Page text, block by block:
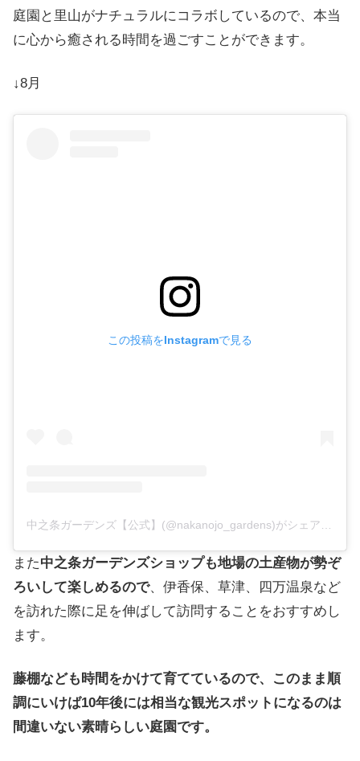
庭園と里山がナチュラルにコラボしているので、本当
に心から癒される時間を過ごすことができます。
↓8月
この投稿をInstagramで見る
また中之条ガーデンズショップも地場の土産物が勢ぞ
ろいして楽しめるので、伊香保、草津、四万温泉など
を訪れた際に足を伸ばして訪問することをおすすめし
ます。
藤棚なども時間をかけて育てているので、このまま順
調にいけば10年後には相当な観光スポットになるのは
間違いない素晴らしい庭園です。